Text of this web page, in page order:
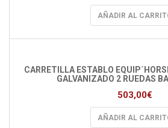
AÑADIR AL
CARRETILLA ESTABLO
GALVANIZADO 2 RUEDAS
503,00€
AÑADIR AL